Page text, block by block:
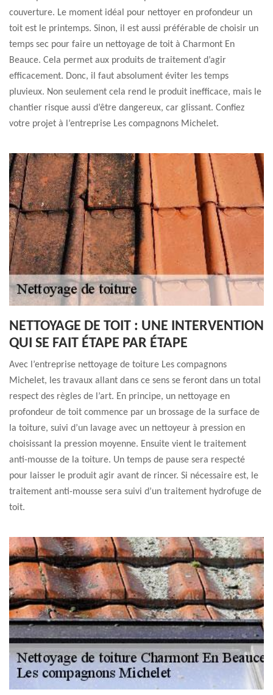
couverture. Le moment idéal pour nettoyer en profondeur un
toit est le printemps. Sinon, il est aussi préférable de choisir un
temps sec pour faire un nettoyage de toit à Charmont En
Beauce. Cela permet aux produits de traitement d’agir
efficacement. Donc, il faut absolument éviter les temps
pluvieux. Non seulement cela rend le produit inefficace, mais le
chantier risque aussi d’être dangereux, car glissant. Confiez
votre projet à l’entreprise Les compagnons Michelet.
NETTOYAGE DE TOIT : UNE INTERVENTION
QUI SE FAIT ÉTAPE PAR ÉTAPE
Avec l’entreprise nettoyage de toiture Les compagnons
Michelet, les travaux allant dans ce sens se feront dans un total
respect des règles de l’art. En principe, un nettoyage en
profondeur de toit commence par un brossage de la surface de
la toiture, suivi d’un lavage avec un nettoyeur à pression en
choisissant la pression moyenne. Ensuite vient le traitement
anti-mousse de la toiture. Un temps de pause sera respecté
pour laisser le produit agir avant de rincer. Si nécessaire est, le
traitement anti-mousse sera suivi d’un traitement hydrofuge de
toit.